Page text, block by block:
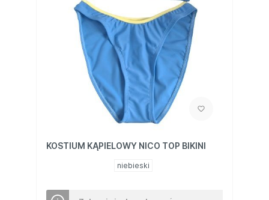
KOSTIUM KĄPIELOWY NICO TOP BIKINI
niebieski